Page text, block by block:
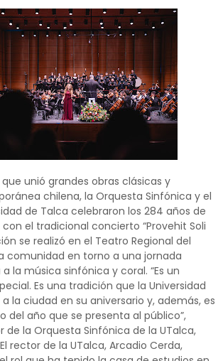
unió grandes obras clásicas y
chilena, la Orquesta Sinfónica y el
de Talca celebraron los 284 años de
el tradicional concierto “Provehit Soli
se realizó en el Teatro Regional del
comunidad en torno a una jornada
la música sinfónica y coral. “Es un
Es una tradición que la Universidad
la ciudad en su aniversario y, además, es
del año que se presenta al público”,
de la Orquesta Sinfónica de la UTalca,
rector de la UTalca, Arcadio Cerda,